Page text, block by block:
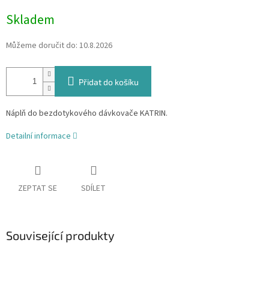
cena:
Skladem
Můžeme doručit do: 10.8.2026
Přidat do košíku
Náplň do bezdotykového dávkovače KATRIN.
Detailní informace
ZEPTAT SE SDÍLET
Související produkty